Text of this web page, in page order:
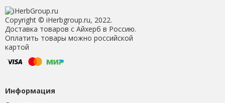
Copyright © iHerbgroup.ru, 2022.
Доставка товаров с Айхерб в Россию.
Оплатить товары можно российской
картой
Информация